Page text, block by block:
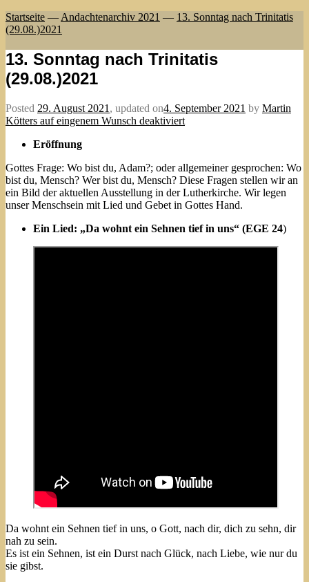
Startseite — Andachtenarchiv 2021 — 13. Sonntag nach Trinitatis
(29.08.)2021
13. Sonntag nach Trinitatis
(29.08.)2021
Posted 29. August 2021 , updated on4. September 2021 by Martin
Kötters auf eingenem Wunsch deaktiviert
Eröffnung
Gottes Frage: Wo bist du, Adam?; oder allgemeiner gesprochen: Wo
bist du, Mensch? Wer bist du, Mensch? Diese Fragen stellen wir an
ein Bild der aktuellen Ausstellung in der Lutherkirche. Wir legen
unser Menschsein mit Lied und Gebet in Gottes Hand.
Ein Lied: „Da wohnt ein Sehnen tief in uns“ (EGE 24)
Da wohnt ein Sehnen tief in uns, o Gott, nach dir, dich zu sehn, dir
nah zu sein.
Es ist ein Sehnen, ist ein Durst nach Glück, nach Liebe, wie nur du
sie gibst.